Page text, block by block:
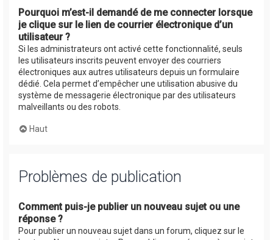
Pourquoi m’est-il demandé de me connecter lorsque
je clique sur le lien de courrier électronique d’un
utilisateur ?
Si les administrateurs ont activé cette fonctionnalité, seuls
les utilisateurs inscrits peuvent envoyer des courriers
électroniques aux autres utilisateurs depuis un formulaire
dédié. Cela permet d’empêcher une utilisation abusive du
système de messagerie électronique par des utilisateurs
malveillants ou des robots.
Haut
Problèmes de publication
Comment puis-je publier un nouveau sujet ou une
réponse ?
Pour publier un nouveau sujet dans un forum, cliquez sur le